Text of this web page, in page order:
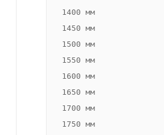
1400 мм
1450 мм
1500 мм
1550 мм
1600 мм
1650 мм
1700 мм
1750 мм